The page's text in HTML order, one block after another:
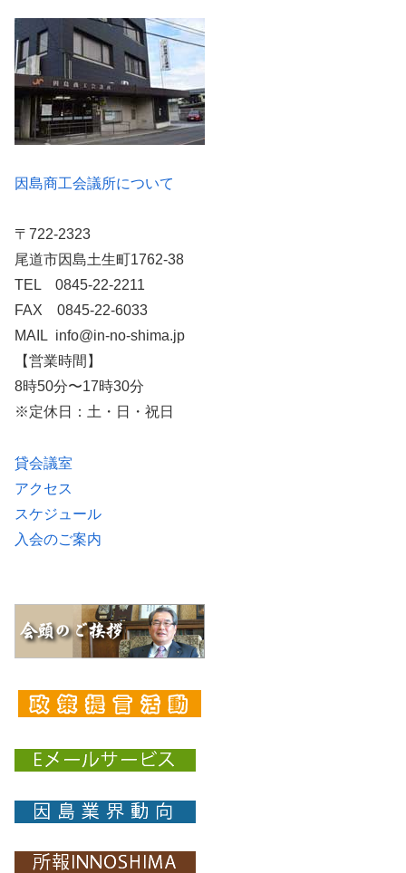
因島商工会議所について
〒722-2323
尾道市因島土生町1762-38
TEL 0845-22-2211
FAX 0845-22-6033
MAIL info@in-no-shima.jp
【営業時間】
8時50分〜17時30分
※定休日：土・日・祝日
貸会議室
アクセス
スケジュール
入会のご案内